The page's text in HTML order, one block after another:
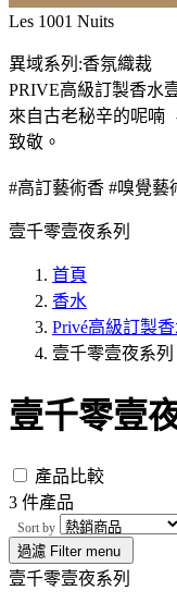
Les 1001 Nuits
異域系列:香氛織裁
PRIVE高級訂製香水
來自古老秘辛的呢喃
致敬。
#高訂藝術香 #嗅覺藝
壹千零壹夜系列
首頁
香水
Privé高級訂製
壹千零壹夜系列
壹千零壹
產品比較
3 件產品
Sort by
過濾 Filter menu
壹千零壹夜系列